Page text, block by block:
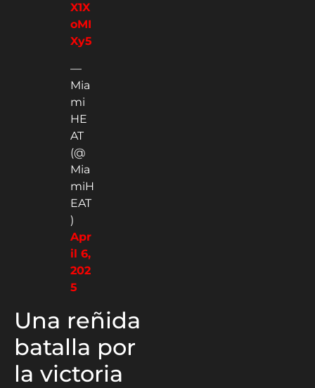
X1X
oMI
Xy5
—
Mia
mi
HE
AT
(@
Mia
miH
EAT
)
Apr
il 6,
202
5
Una reñida
batalla por
la victoria